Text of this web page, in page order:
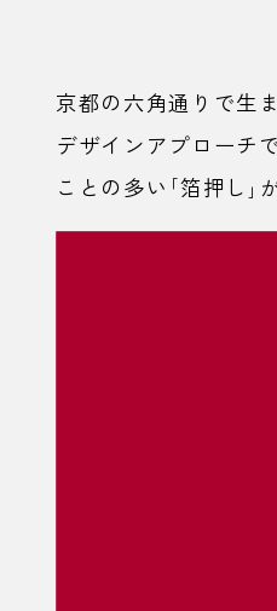
京都の六角通りで生
デザインアプローチ
ことの多い「箔押し